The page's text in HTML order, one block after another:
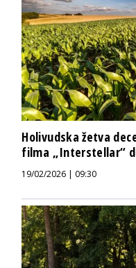
Holivudska žetva
filma „Interstellar“
19/02/2026 | 09:30